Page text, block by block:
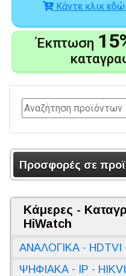
Κάντε κλικ εδώ
Έκπτωση
Προσφορές σε
Κάμερες -
HiWatch
ΑΝΑΛΟΓΙΚΑ - HDTVI
ΨΗΦΙΑΚΑ - IP -